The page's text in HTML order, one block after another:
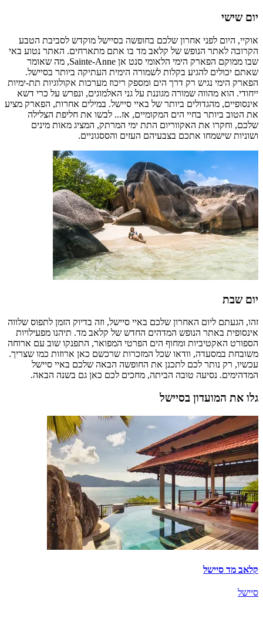
יום שישי
אוקיי, היום לפני אחרון שלכם בחופשה בסיישל מוקדש לסביבת הטבע
הקרובה לאתר הנופש של קלאב מד בו אתם מתארחים. האתר נטוע באי
שבו ממוקם הפארק הימי הלאומי סנט אן Sainte-Anne, מה שאומר
שאתם יכולים להגיע בקלות לשמורה הימית העתיקה ביותר בסיישל.
הפארק הימי נגיש רק דרך הים ומספק ריכוז מערכות אקולוגיות תת-ימיות
ייחודי. הוא מהווה שמורה מגוננת על גני האלמוגים, ונפרש על כרי דשא
אינסופיים, מהגדולים ביותר של באיי סיישל. במילים אחרות, הפארק מציע
את הטוב ביותר בחיי הים המקומיים, אז... לבשו את חליפת הצלילה
שלכם, וחקרו את האקווריום התת ימי המרתק, המציג מאות מינים
ושוניות שישמחו אתכם בצבעיהם העזים והססגוניים.
יום שבת
זהו, הגעתם ליום האחרון שלכם באיי סיישל, וזה בדיוק הזמן לתפוס שלווה
אינסופית באתר הנופש המדהים החדש של קלאב מד. תיהנו מפעילויות
הספורט האקטיביות ומחוף הים הפרטי המפואר, התפנקו שוב עם ארוחה
משובחת במסעדה, וודאו שכל המזכרות שרכשם כאן ארוזות כמו שצריך.
עכשיו, רק נותר לכם לתכנן את החופשה הבאה שלכם באיי סיישל
המדהימים. נסיעה טובה הביתה, מחכים לכם כאן גם בשנה הבאה.
גלו את המועדון בסיישל
קלאב מד סיישל
סיישל